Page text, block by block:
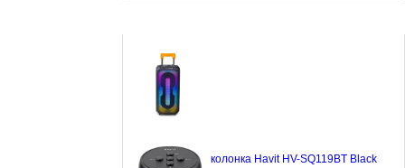
Портативна колонка Havit HV-SQ119BT Black